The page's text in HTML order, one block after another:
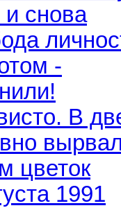
и снова
-
В
цветок
1991